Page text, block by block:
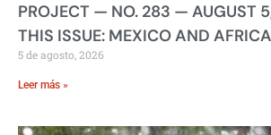
PROJECT — NO. 283 — AUGUST
THIS ISSUE: MEXICO AND
5 de agosto, 2026
Leer más »